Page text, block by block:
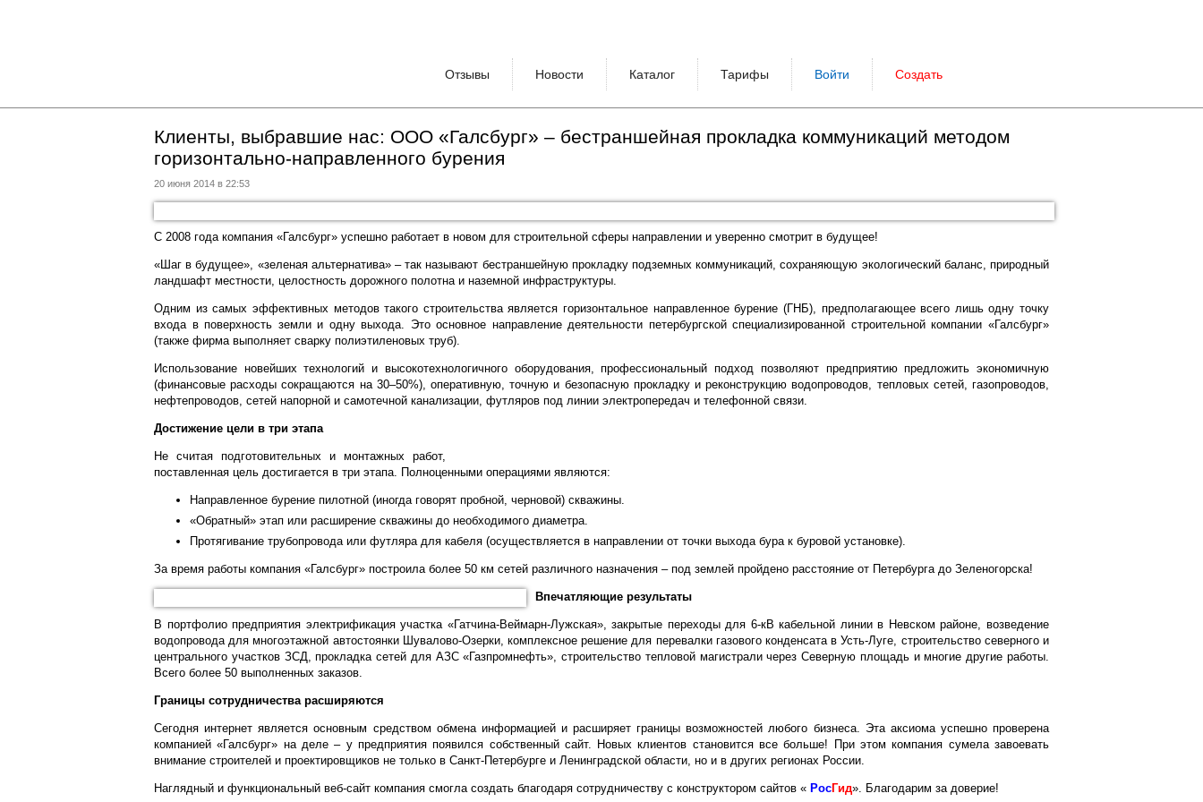
Отзывы Новости Каталог Тарифы Войти Создать
Клиенты, выбравшие нас: ООО «Галсбург» – бестраншейная прокладка коммуникаций методом
горизонтально-направленного бурения
20 июня 2014 в 22:53
С 2008 года компания «Галсбург» успешно работает в новом для строительной сферы направлении и уверенно смотрит в будущее!
«Шаг в будущее», «зеленая альтернатива» – так называют бестраншейную прокладку подземных коммуникаций, сохраняющую экологический баланс, природный
ландшафт местности, целостность дорожного полотна и наземной инфраструктуры.
Одним из самых эффективных методов такого строительства является горизонтальное направленное бурение (ГНБ), предполагающее всего лишь одну точку
входа в поверхность земли и одну выхода. Это основное направление деятельности петербургской специализированной строительной компании «Галсбург»
(также фирма выполняет сварку полиэтиленовых труб).
Использование новейших технологий и высокотехнологичного оборудования, профессиональный подход позволяют предприятию предложить экономичную
(финансовые расходы сокращаются на 30–50%), оперативную, точную и безопасную прокладку и реконструкцию водопроводов, тепловых сетей, газопроводов,
нефтепроводов, сетей напорной и самотечной канализации, футляров под линии электропередач и телефонной связи.
Достижение цели в три этапа
Не считая подготовительных и монтажных работ,
поставленная цель достигается в три этапа. Полноценными операциями являются:
Направленное бурение пилотной (иногда говорят пробной, черновой) скважины.
«Обратный» этап или расширение скважины до необходимого диаметра.
Протягивание трубопровода или футляра для кабеля (осуществляется в направлении от точки выхода бура к буровой установке).
За время работы компания «Галсбург» построила более 50 км сетей различного назначения – под землей пройдено расстояние от Петербурга до Зеленогорска!
Впечатляющие результаты
В портфолио предприятия электрификация участка «Гатчина-Веймарн-Лужская», закрытые переходы для 6-кВ кабельной линии в Невском районе, возведение
водопровода для многоэтажной автостоянки Шувалово-Озерки, комплексное решение для перевалки газового конденсата в Усть-Луге, строительство северного и
центрального участков ЗСД, прокладка сетей для АЗС «Газпромнефть», строительство тепловой магистрали через Северную площадь и многие другие работы.
Всего более 50 выполненных заказов.
Границы сотрудничества расширяются
Сегодня интернет является основным средством обмена информацией и расширяет границы возможностей любого бизнеса. Эта аксиома успешно проверена
компанией «Галсбург» на деле – у предприятия появился собственный сайт. Новых клиентов становится все больше! При этом компания сумела завоевать
внимание строителей и проектировщиков не только в Санкт-Петербурге и Ленинградской области, но и в других регионах России.
Наглядный и функциональный веб-сайт компания смогла создать благодаря сотрудничеству с конструктором сайтов « РосГид». Благодарим за доверие!